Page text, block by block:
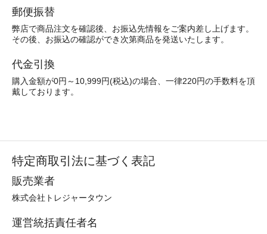
郵便振替
弊店で商品注文を確認後、お振込先情報をご案内差し上げます。
その後、お振込の確認ができ次第商品を発送いたします。
代金引換
購入金額が0円～10,999円(税込)の場合、一律220円の手数料を頂
戴しております。
特定商取引法に基づく表記
販売業者
株式会社トレジャータウン
運営統括責任者名